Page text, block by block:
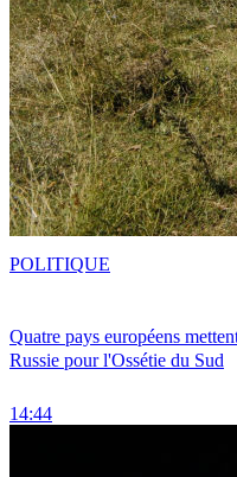
Quatre pays européens
Russie pour l'Ossétie du Sud
14:44
POLITIQUE